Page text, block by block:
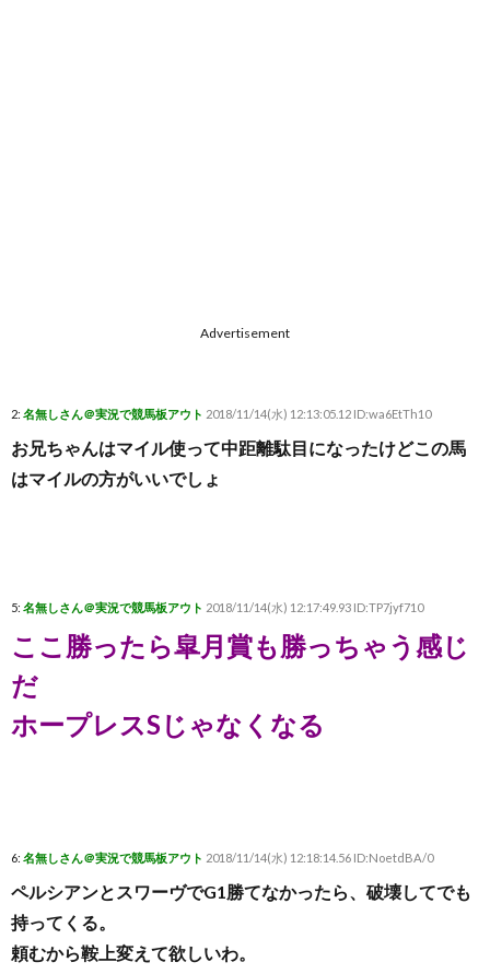
Advertisement
2: 名無しさん＠実況で競馬板アウト 2018/11/14(水) 12:13:05.12 ID:wa6EtTh10
お兄ちゃんはマイル使って中距離駄目になったけどこの馬
はマイルの方がいいでしょ
5: 名無しさん＠実況で競馬板アウト 2018/11/14(水) 12:17:49.93 ID:TP7jyf710
ここ勝ったら皐月賞も勝っちゃう感じ
だ
ホープレスSじゃなくなる
6: 名無しさん＠実況で競馬板アウト 2018/11/14(水) 12:18:14.56 ID:NoetdBA/0
ペルシアンとスワーヴでG1勝てなかったら、破壊してでも
持ってくる。
頼むから鞍上変えて欲しいわ。